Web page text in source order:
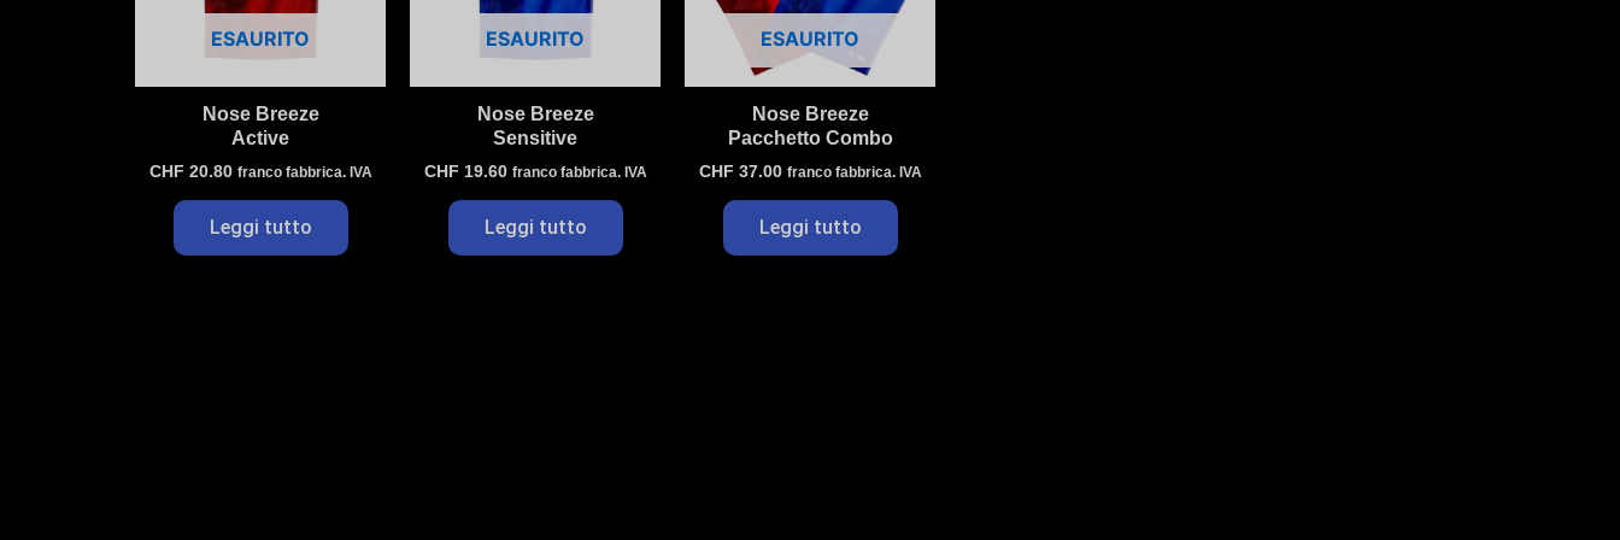
ESAURITO
Nose Breeze
Active
CHF 20.80 franco fabbrica. IVA
Leggi tutto
ESAURITO
Nose Breeze
Sensitive
CHF 19.60 franco fabbrica. IVA
Leggi tutto
ESAURITO
Nose Breeze
Pacchetto Combo
CHF 37.00 franco fabbrica. IVA
Leggi tutto